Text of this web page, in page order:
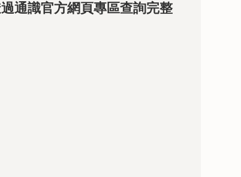
通識官方網頁專區查詢完整